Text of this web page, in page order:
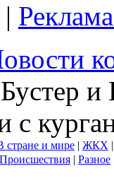
|
с
стране и мире | ЖКХ
Происшествия | Разное